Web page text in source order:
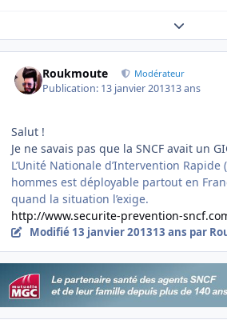
Expand
Roukmoute Modérateur
Publication: 13 janvier 201313 ans
Salut !
Je ne savais pas que la SNCF avait un
L’Unité Nationale d’Intervention Rapide
hommes est déployable partout en
quand la situation l’exige.
http://www.securite-prevention-
Modifié 13 janvier 201313 ans par